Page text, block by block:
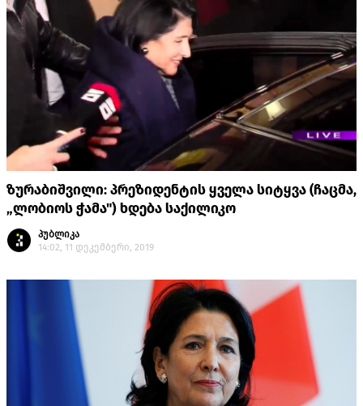
ზურაბიშვილი: პრეზიდენტის ყველა სიტყვა (ჩაცმა,
„ლობიოს ჭამა") ხდება საქილიკო
პუბლიკა
14:02, 11 დეკემბერი, 2019